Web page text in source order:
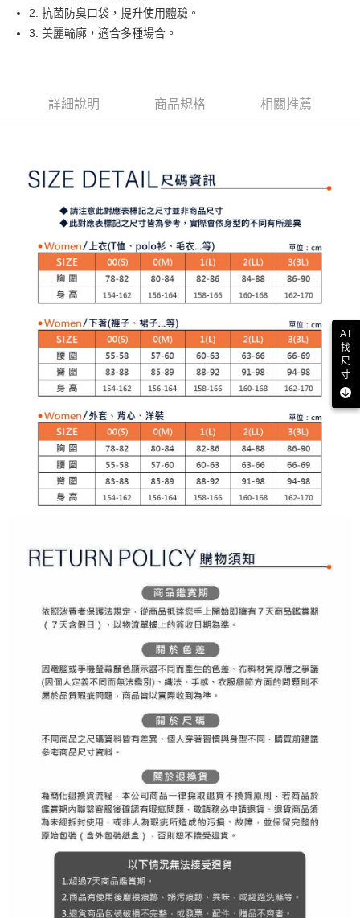
大哥付你分期
相關說明
成交易。
【繳款方式說明】
1.分期款項不併入電信帳單，「大哥付你分期」於每月結算日後寄送繳費提
2.透過簡訊連結打開帳單後，可選擇「超商條碼／台灣大直營門市／銀行轉
【注意事項】
1.本服務係由「台灣大哥大股份有限公司」（以下簡稱本公司）所提供，讓
用戶於交易時，得透過本服務購買商品或服務，並由商店將買賣／分期付款
2.基於同意付款使用「大哥付你分期」之契約關係目的，商店將以您的個人
資料（包含姓名、電話或地址）提供予台灣大哥大進項蒐集、處理及利用，
由本公司與您本人進行分期帳單所需資料之確認、核對及更正。
3.完整用戶服務條款，請詳閱以下連結：https://oppay.tw/userRule
【關於「AFTEE先享後付」】
AFTEE先享後付是「在收到商品之後才付款」的支付方式。 讓您購物簡單
３．安心：先確認商品／服務後，再付款。
１．於結帳方式選擇「AFTEE先享後付」後，將跳轉至「AFTEE先享後付」
結帳頁面，進行簡訊認證並確認金額後，即可完成結帳。
２．訂單成立數日內，您將收到繳費通知簡訊。
３．收到繳費通知簡訊後14天內，點擊此簡訊中的連結，可透過四大超商／
ATM／網路銀行／等多元方式進行付款，方視為交易完成。
※ 請注意：結帳手續完成當下不需立刻繳費，但若您需要取消訂單，請聯絡
購買商品的店家。未經商家同意取消之訂單仍視為有效，需透過AFTEE先享
※ 交易是否成功請以「AFTEE先享後付 」之結帳頁面顯示為準，若有關於
是否繳費成功／繳費後需取消欲退款等相關疑問，請聯繫「AFTEE先享後付
客戶支援中心」
https://netprotections.freshdesk.com/support/home
【注意事項】
易，需依本服務之必要範圍內提供個人資料，並將交易相關給付款項請求債
權轉讓予恩沛科技股份有限公司。
２．關於個人資料處理事宜，請瀏覽以下網址：
https://aftee.tw/terms/#terms3
３．未成年的使用者請事先徵得法定代理人或監護人之同意方可使用
「AFTEE先享後付」，若未經同意申辦者引起之損失，本公司不負相關責
請求用戶進行身份認證。
５．嚴禁一人註冊多個帳號或使用他人資訊註冊。若發現惡意使用之情形，
ATM付款
全家取貨付款
付款後全家取貨
免運費
萊爾富取貨付款
免運費
付款後萊爾富取貨
免運費
7-11取貨付款
付款後7-11取貨
免運費
免運費
免運費
2. 抗菌防臭口袋，提升使用體驗。
3. 美麗輪廓，適合多種場合。
詳細說明 商品規格 相關推薦
AI
找
尺
寸